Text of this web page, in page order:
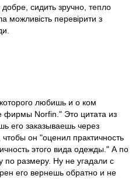
сидить зручно, тепло
можливість перевірити з
любишь и о ком
фирмы Norfin." Это цитата из
его заказываешь через
он "оценил практичность
этого вида одежды." А по
по размеру. Ну не угадали с
его вернешь обратно и не